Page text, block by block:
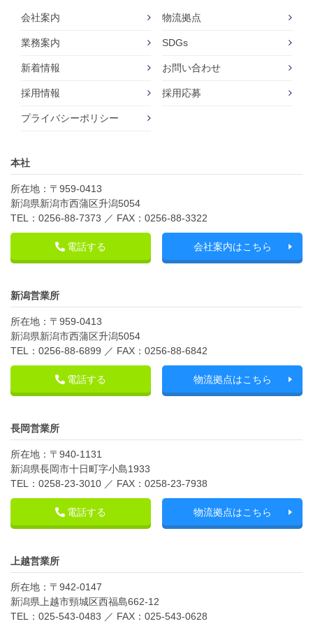
会社案内 物流拠点
業務案内 SDGs
新着情報 お問い合わせ
採用情報 採用応募
プライバシーポリシー
本社
所在地：〒959-0413
新潟県新潟市西蒲区升潟5054
TEL：0256-88-7373 ／ FAX：0256-88-3322
電話する 会社案内はこちら
新潟営業所
所在地：〒959-0413
新潟県新潟市西蒲区升潟5054
TEL：0256-88-6899 ／ FAX：0256-88-6842
電話する 物流拠点はこちら
長岡営業所
所在地：〒940-1131
新潟県長岡市十日町字小島1933
TEL：0258-23-3010 ／ FAX：0258-23-7938
電話する 物流拠点はこちら
上越営業所
所在地：〒942-0147
新潟県上越市頸城区西福島662-12
TEL：025-543-0483 ／ FAX：025-543-0628